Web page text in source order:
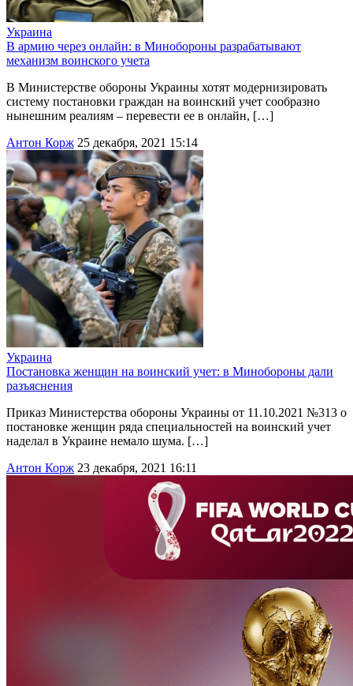
Украина
В армию через онлайн: в Минобороны разрабатывают
механизм воинского учета
В Министерстве обороны Украины хотят модернизировать
систему постановки граждан на воинский учет сообразно
нынешним реалиям – перевести ее в онлайн, […]
Антон Корж 25 декабря, 2021 15:14
Украина
Постановка женщин на воинский учет: в Минобороны дали
разъяснения
Приказ Министерства обороны Украины от 11.10.2021 №313 о
постановке женщин ряда специальностей на воинский учет
наделал в Украине немало шума. […]
Антон Корж 23 декабря, 2021 16:11